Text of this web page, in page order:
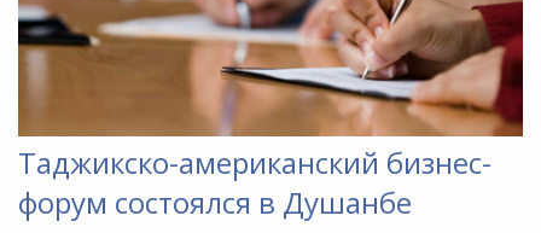
Таджикско-американский бизнес-
форум состоялся в Душанбе